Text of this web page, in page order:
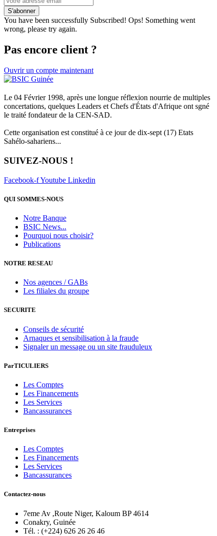
S'abonner
You have been successfully Subscribed! Ops! Something went
wrong, please try again.
Pas encore client ?
Ouvrir un compte maintenant
Le 04 Février 1998, après une longue réflexion nourrie de multiples
concertations, quelques Leaders et Chefs d'États d'Afrique ont sgné
le traité fondateur de la CEN-SAD.
Cette organisation est constitué à ce jour de dix-sept (17) Etats
Sahélo-sahariens...
SUIVEZ-NOUS !
Facebook-fYoutube Linkedin
QUI SOMMES-NOUS
Notre Banque
BSIC News...
Pourquoi nous choisir?
Publications
NOTRE RESEAU
Nos agences / GABs
Les filiales du groupe
SECURITE
Conseils de sécurité
Arnaques et sensibilisation à la fraude
Signaler un message ou un site frauduleux
ParTICULIERS
Les Comptes
Les Financements
Les Services
Bancassurances
Entreprises
Les Comptes
Les Financements
Les Services
Bancassurances
Contactez-nous
7eme Av ,Route Niger, Kaloum BP 4614
Conakry, Guinée
Tél. : (+224) 626 26 26 46